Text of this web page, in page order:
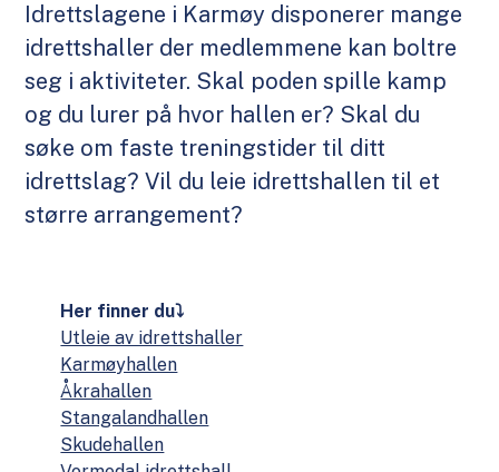
Idrettslagene i Karmøy disponerer mange
idrettshaller der medlemmene kan boltre
seg i aktiviteter. Skal poden spille kamp
og du lurer på hvor hallen er? Skal du
søke om faste treningstider til ditt
idrettslag? Vil du leie idrettshallen til et
større arrangement?
Her finner du⤵
Utleie av idrettshaller
Karmøyhallen
Åkrahallen
Stangalandhallen
Skudehallen